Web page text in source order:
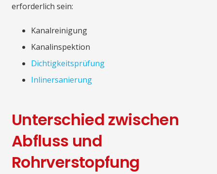
erforderlich sein:
Kanalreinigung
Kanalinspektion
Dichtigkeitsprüfung
Inlinersanierung
Unterschied zwischen
Abfluss und
Rohrverstopfung